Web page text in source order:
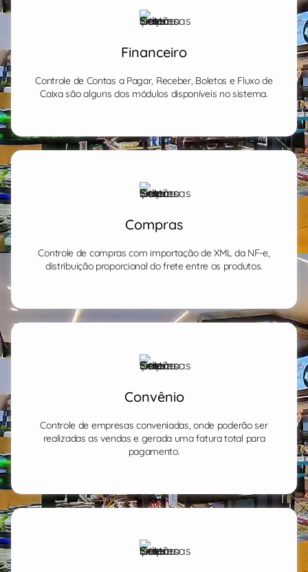
Financeiro
Controle de Contas a Pagar, Receber, Boletos e Fluxo de
Caixa são alguns dos módulos disponíveis no sistema.
Compras
Controle de compras com importação de XML da NF-e,
distribuição proporcional do frete entre os produtos.
Convênio
Controle de empresas conveniadas, onde poderão ser
realizadas as vendas e gerada uma fatura total para
pagamento.